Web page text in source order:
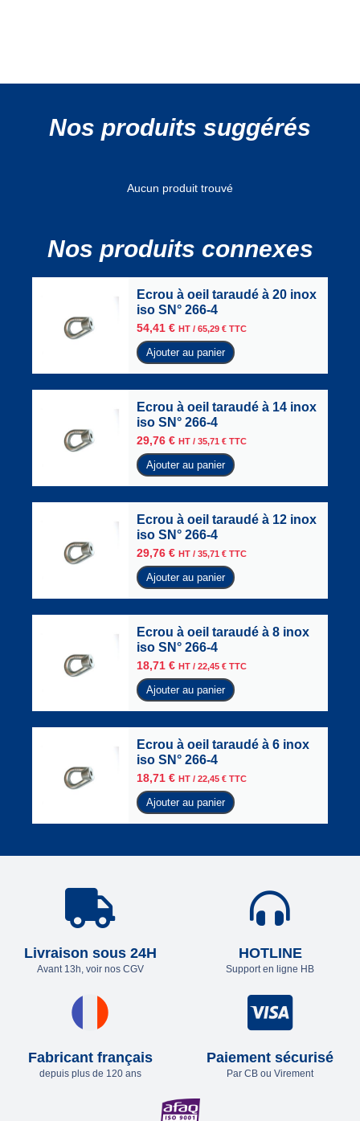
Nos produits suggérés
Aucun produit trouvé
Nos produits connexes
Ecrou à oeil taraudé à 20 inox
iso SN° 266-4
54,41 € HT / 65,29 € TTC
Ajouter au panier
Ecrou à oeil taraudé à 14 inox
iso SN° 266-4
29,76 € HT / 35,71 € TTC
Ajouter au panier
Ecrou à oeil taraudé à 12 inox
iso SN° 266-4
29,76 € HT / 35,71 € TTC
Ajouter au panier
Ecrou à oeil taraudé à 8 inox
iso SN° 266-4
18,71 € HT / 22,45 € TTC
Ajouter au panier
Ecrou à oeil taraudé à 6 inox
iso SN° 266-4
18,71 € HT / 22,45 € TTC
Ajouter au panier
Livraison sous 24H
Avant 13h, voir nos CGV
HOTLINE
Support en ligne HB
Fabricant français
depuis plus de 120 ans
Paiement sécurisé
Par CB ou Virement